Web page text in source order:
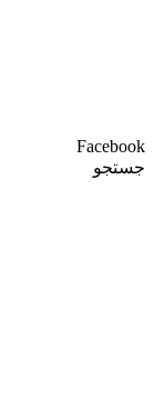
Facebook
جستجو